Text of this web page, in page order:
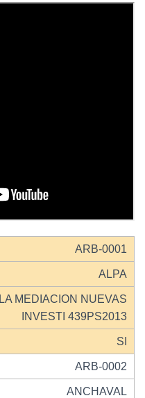
ARB-0001
ALPA
LA MEDIACION NUEVAS
INVESTI 439PS2013
SI
ARB-0002
ANCHAVAL